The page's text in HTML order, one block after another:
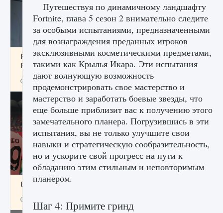
Все новые функции в режиме карьеры EA
FC 25
9 августа 2024 2 096 0
Входят ли «Милан» и «Интер» в EA FC 25
Путешествуя по динамичному ландшафту
Fortnite, глава 5 сезон 2 внимательно следите
за особыми испытаниями, предназначенными
для вознаграждения преданных игроков
эксклюзивными косметическими предметами,
такими как Крылья Икара. Эти испытания
дают волнующую возможность
продемонстрировать свое мастерство и
мастерство и заработать боевые звезды, что
еще больше приблизит вас к получению этого
замечательного планера. Погрузившись в эти
испытания, вы не только улучшите свои
навыки и стратегическую сообразительность,
но и ускорите свой прогресс на пути к
обладанию этим стильным и неповторимым
планером.
Шаг 4: Примите гринд